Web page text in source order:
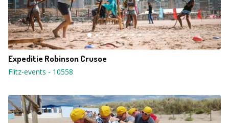
Expeditie Robinson Crusoe
Flitz-events - 10558